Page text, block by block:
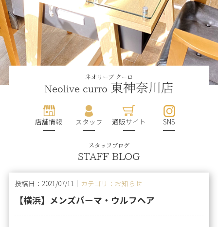
ネオリーブ クーロ
Neolive curro 東神奈川店
店舗情報 スタッフ 通販サイト SNS
スタッフブログ
STAFF BLOG
投稿日：2021/07/11｜ カテゴリ：お知らせ
【横浜】メンズパーマ・ウルフヘア